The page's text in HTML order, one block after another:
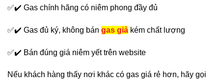
✅✔️ Gas chính hãng có niêm phong đầy đủ
✅✔️ Gas đủ ký, không bán gas giả kém chất lượng
✅✔️ Bán đúng giá niêm yết trên website
Nếu khách hàng thấy nơi khác có gas giá rẻ hơn, hãy gọi